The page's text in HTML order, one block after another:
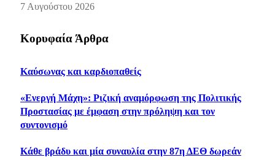
7 Αυγούστου 2026
Κορυφαία Άρθρα
Καύσωνας και καρδιοπαθείς
«Ενεργή Μάχη»: Ριζική αναμόρφωση της Πολιτικής
Προστασίας με έμφαση στην πρόληψη και τον
συντονισμό
Κάθε βράδυ και μία συναυλία στην 87η ΔΕΘ δωρεάν